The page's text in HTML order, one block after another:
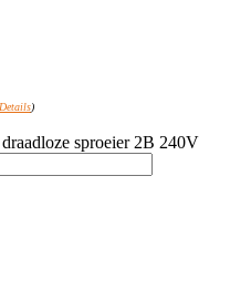
Details)
sproeier 2B 240V